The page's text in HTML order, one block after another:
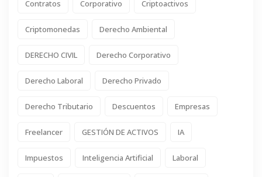
Contratos Corporativo Criptoactivos
Criptomonedas Derecho Ambiental
DERECHO CIVIL Derecho Corporativo
Derecho Laboral Derecho Privado
Derecho Tributario Descuentos Empresas
Freelancer GESTIÓN DE ACTIVOS IA
Impuestos Inteligencia Artificial Laboral